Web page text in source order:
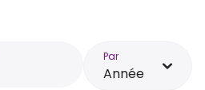
Par
Année